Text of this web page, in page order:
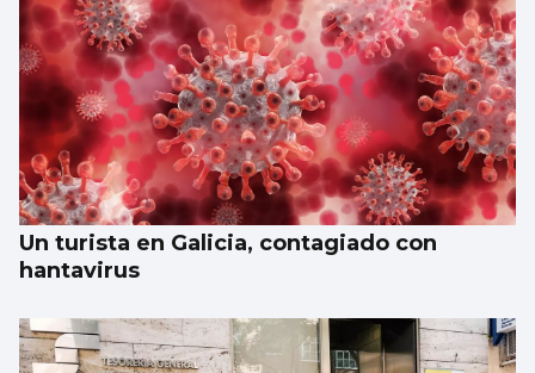
Un turista en Galicia, contagiado con
hantavirus